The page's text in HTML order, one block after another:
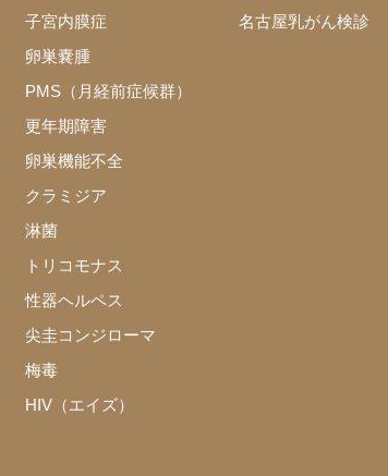
子宮内膜症
卵巣嚢腫
PMS（月経前症候群）
更年期障害
卵巣機能不全
クラミジア
淋菌
トリコモナス
性器ヘルペス
尖圭コンジローマ
梅毒
HIV（エイズ）
名古屋乳がん検診